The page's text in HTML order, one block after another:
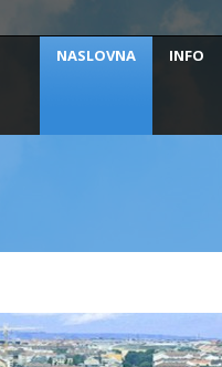
NASLOVNA INFO